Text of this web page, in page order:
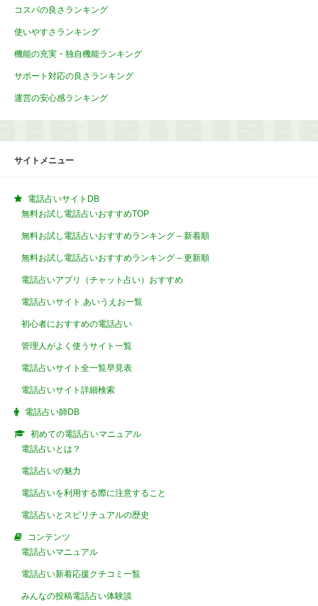
コスパの良さランキング
使いやすさランキング
機能の充実・独自機能ランキング
サポート対応の良さランキング
運営の安心感ランキング
サイトメニュー
電話占いサイトDB
無料お試し電話占いおすすめTOP
無料お試し電話占いおすすめランキング – 新着順
無料お試し電話占いおすすめランキング – 更新順
電話占いアプリ（チャット占い）おすすめ
電話占いサイト あいうえお一覧
初心者におすすめの電話占い
管理人がよく使うサイト一覧
電話占いサイト全一覧早見表
電話占いサイト詳細検索
電話占い師DB
初めての電話占いマニュアル
電話占いとは？
電話占いの魅力
電話占いを利用する際に注意すること
電話占いとスピリチュアルの歴史
コンテンツ
電話占いマニュアル
電話占い新着応援クチコミ一覧
みんなの投稿電話占い体験談